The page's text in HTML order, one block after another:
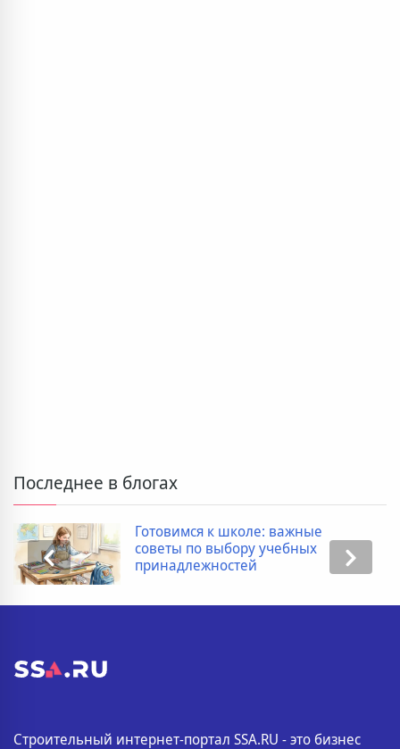
Последнее в блогах
Готовимся к школе: важные
советы по выбору учебных
принадлежностей
Строительный интернет-портал SSA.RU - это бизнес